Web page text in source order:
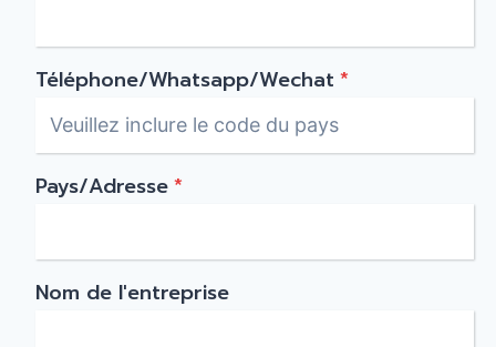
Téléphone/Whatsapp/Wechat *
Pays/Adresse*
Nom de l'entreprise